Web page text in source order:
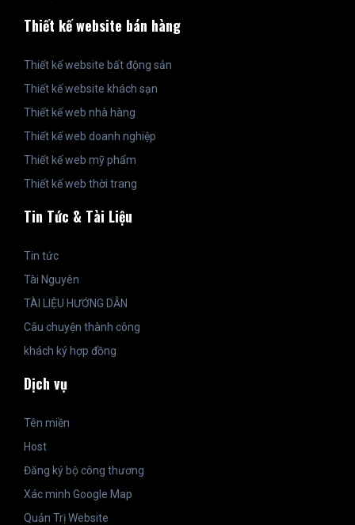
Thiết kế website bán hàng
Thiết kế website bất động sản
Thiết kế website khách sạn
Thiết kế web nhà hàng
Thiết kế web doanh nghiệp
Thiết kế web mỹ phẩm
Thiết kế web thời trang
Tin Tức & Tài Liệu
Tin tức
Tài Nguyên
TÀI LIỆU HƯỚNG DẪN
Câu chuyện thành công
khách ký hợp đồng
Dịch vụ
Tên miền
Host
Đăng ký bộ công thương
Xác minh Google Map
Quản Trị Website